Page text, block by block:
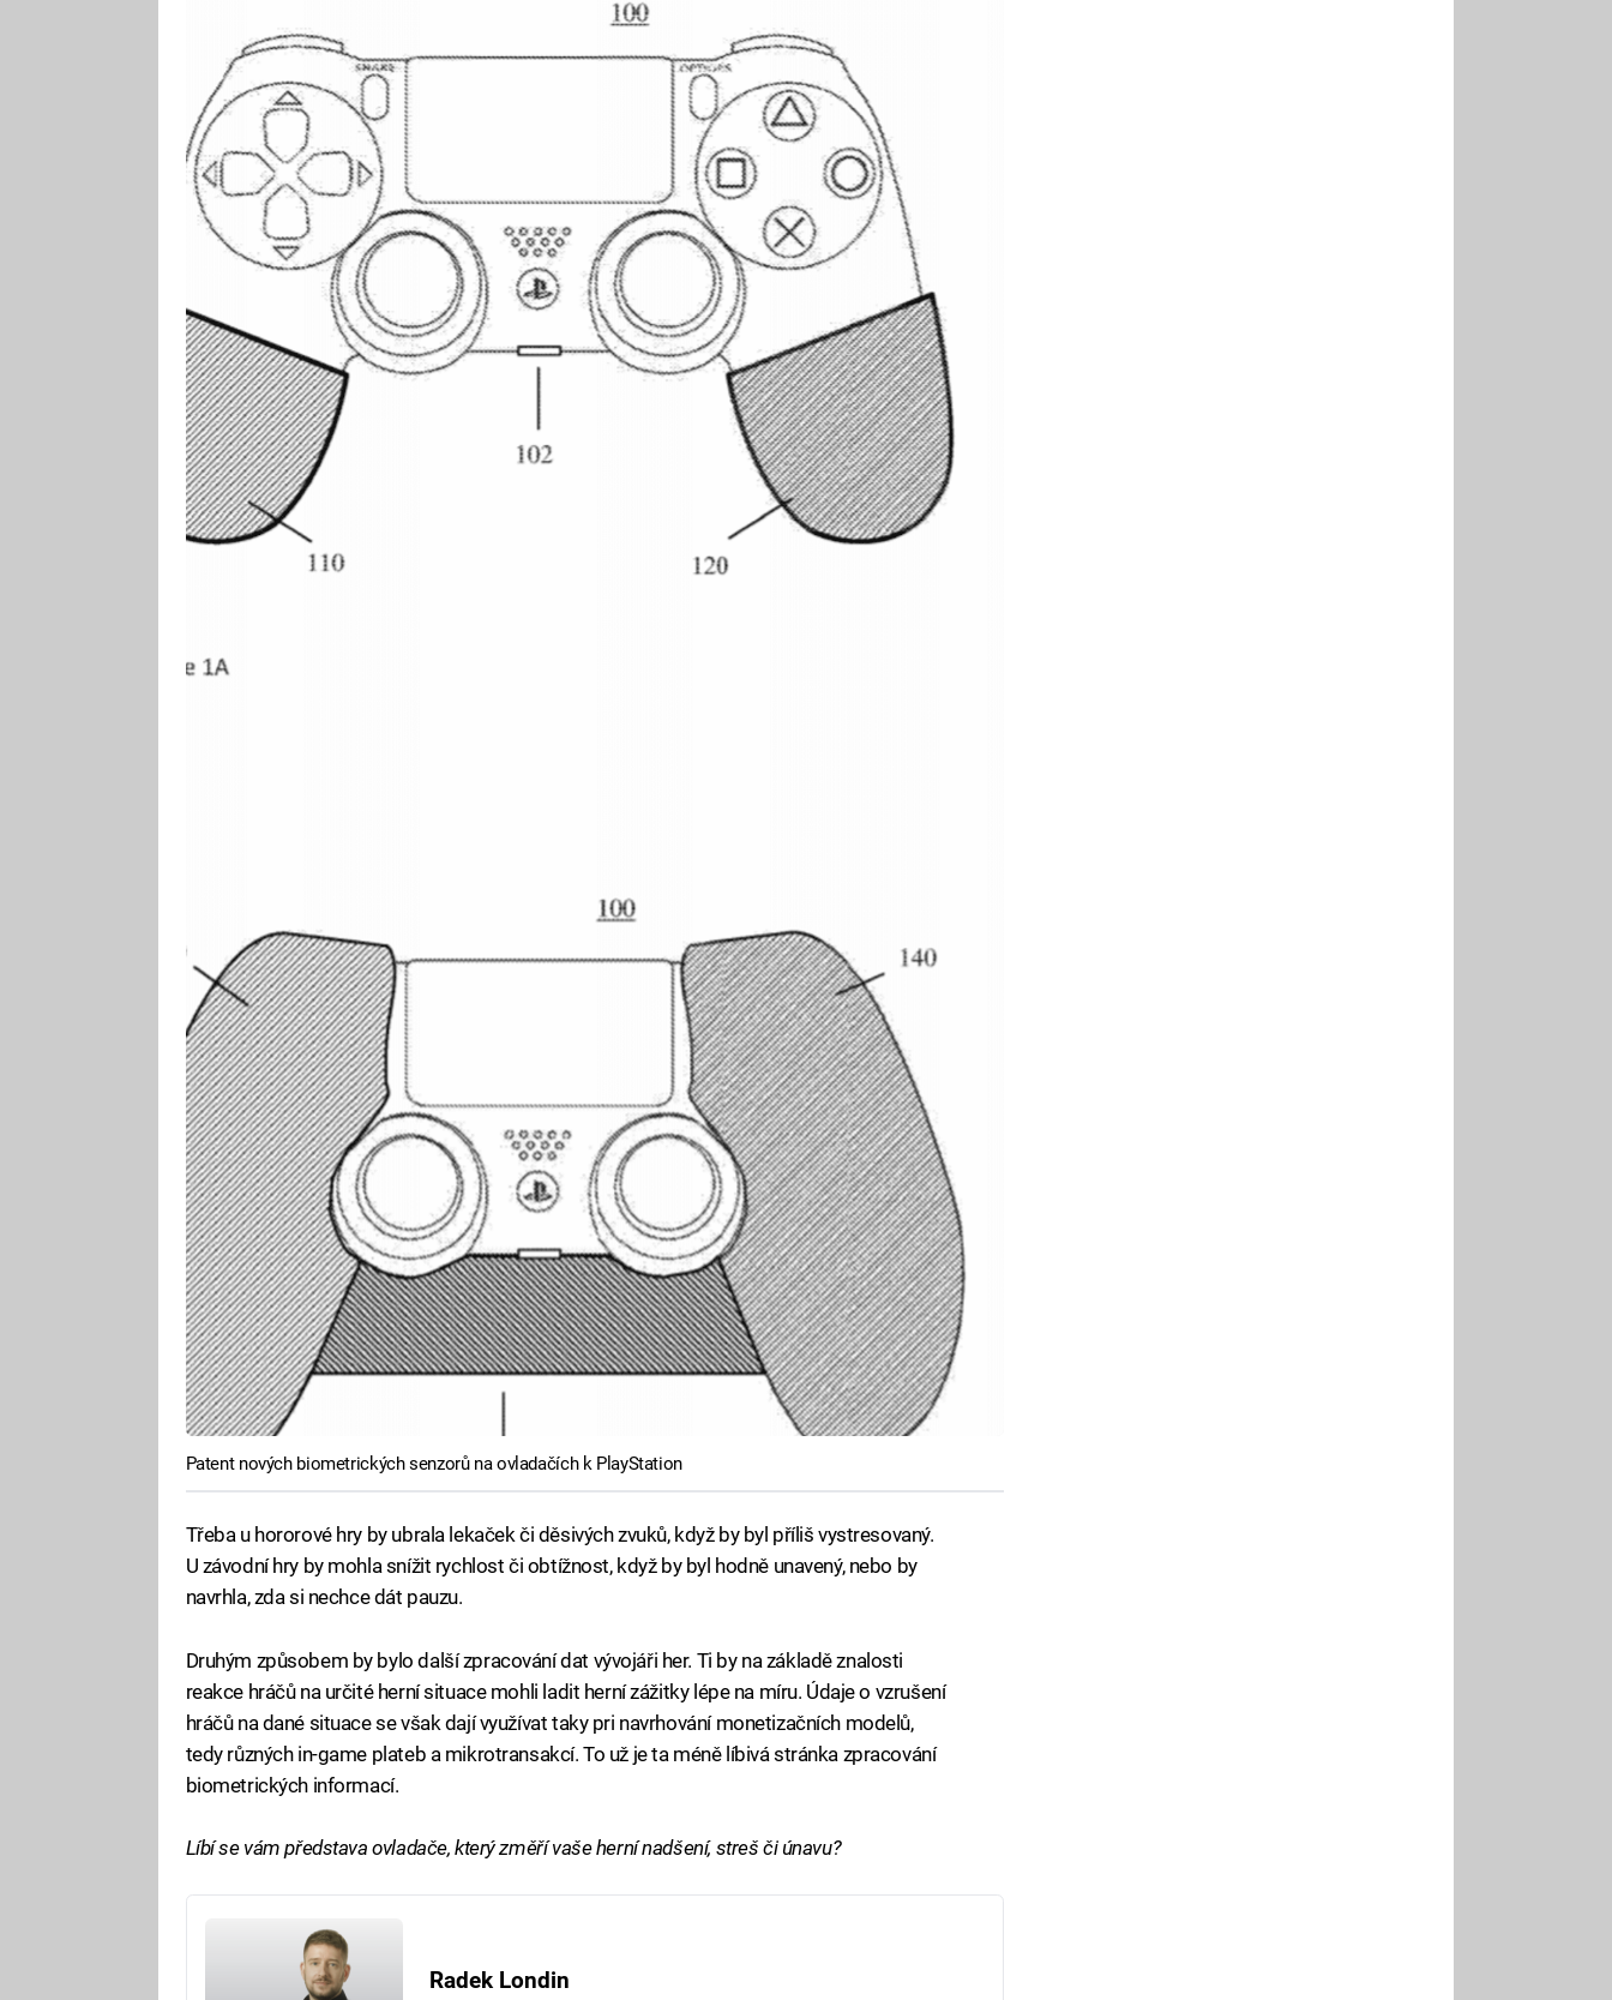
Patent nových biometrických senzorů na ovladačích k PlayStation
Třeba u hororové hry by ubrala lekaček či děsivých zvuků, když by byl příliš vystresovaný.
U závodní hry by mohla snížit rychlost či obtížnost, když by byl hodně unavený, nebo by
navrhla, zda si nechce dát pauzu.
Druhým způsobem by bylo další zpracování dat vývojáři her. Ti by na základě znalosti
reakce hráčů na určité herní situace mohli ladit herní zážitky lépe na míru. Údaje o vzrušení
hráčů na dané situace se však dají využívat taky pri navrhování monetizačních modelů,
tedy různých in-game plateb a mikrotransakcí. To už je ta méně líbivá stránka zpracování
biometrických informací.
Líbí se vám představa ovladače, který změří vaše herní nadšení, streš či únavu?
Radek Londin